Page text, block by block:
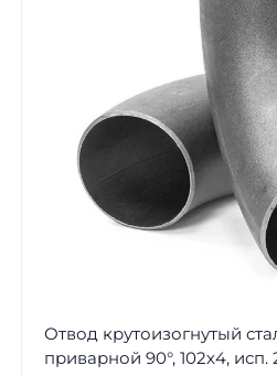
Отвод крутоизогнутый
приварной 90°, 102х4, исп.